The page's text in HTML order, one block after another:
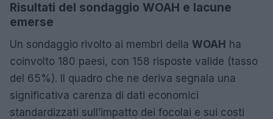
Risultati del sondaggio WOAH e lacune
emerse
Un sondaggio rivolto ai membri della WOAH ha
coinvolto 180 paesi, con 158 risposte valide (tasso
del 65%). Il quadro che ne deriva segnala una
significativa carenza di dati economici
standardizzati sull’impatto dei focolai e sui costi